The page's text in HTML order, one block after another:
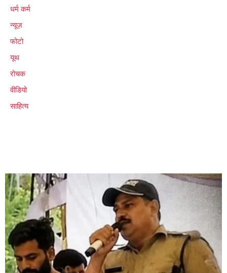
धर्म कर्म
न्यूज़
फोटो
यूथ
रोचक
वीडियो
साहित्य